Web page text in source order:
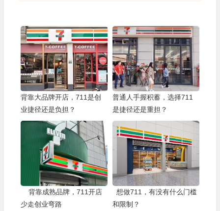
背靠大品牌开店，711是创
业捷径还是负担？
普通人手握积蓄，选择711
是捷径还是重担？
背靠成熟品牌，711开店
少走创业弯路
想做711，有没有什么门槛
和限制？